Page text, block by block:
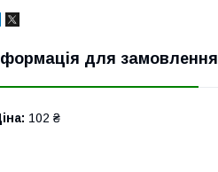
для замовлення
102 ₴